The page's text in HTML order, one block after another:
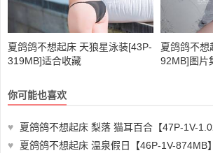
夏鸽鸽不想起床 天狼星泳装[43P-
319MB]适合收藏
夏鸽鸽不想
92MB]图片
你可能也喜欢
♥ 夏鸽鸽不想起床 梨落 猫耳百合【47P-1V-1.02GB】图
♥
夏鸽鸽不想起床 温泉假日【46P-1V-874MB